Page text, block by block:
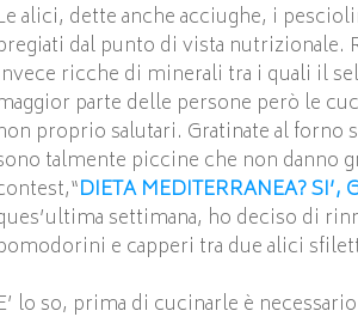
alici, dette anche acciughe, i
dal punto di vista
ricche di minerali tra i quali il
parte delle persone però le
proprio salutari. Gratinate al forno
talmente piccine che non danno
DIETA MEDITERRANEA? SI’,
settimana, ho deciso di
e capperi tra due alici
lo so, prima di cucinarle è